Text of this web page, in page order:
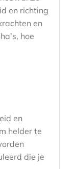
en richting
en
hoe
en
helder te
die je